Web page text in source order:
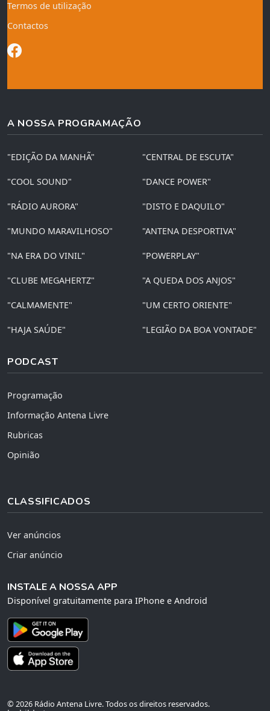
Termos de utilização
Contactos
A NOSSA PROGRAMAÇÃO
"EDIÇÃO DA MANHÃ" "CENTRAL DE ESCUTA"
"COOL SOUND" "DANCE POWER"
"RÁDIO AURORA" "DISTO E DAQUILO"
"MUNDO MARAVILHOSO" "ANTENA DESPORTIVA"
"NA ERA DO VINIL" "POWERPLAY"
"CLUBE MEGAHERTZ" "A QUEDA DOS ANJOS"
"CALMAMENTE" "UM CERTO ORIENTE"
"HAJA SAÚDE" "LEGIÃO DA BOA VONTADE"
PODCAST
Programação
Informação Antena Livre
Rubricas
Opinião
CLASSIFICADOS
Ver anúncios
Criar anúncio
INSTALE A NOSSA APP
Disponível gratuitamente para IPhone e Android
© 2026 Rádio Antena Livre. Todos os direitos reservados.